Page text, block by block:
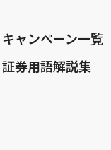
キャンペーン一覧
証券用語解説集